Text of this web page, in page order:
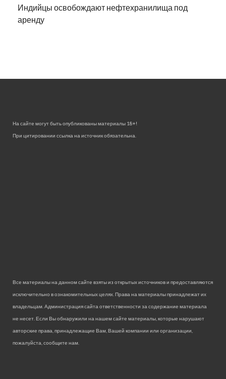
Индийцы освобождают нефтехранилища под
аренду
На сайте могут быть опубликованы материалы 18+!
При цитировании ссылка на источник обязательна.
Все материалы на данном сайте взяты из открытых источников и предоставляются
исключительно в ознакомительных целях. Права на материалы принадлежат их
владельцам. Администрация сайта ответственности за содержание материала
не несет. Если Вы обнаружили на нашем сайте материалы, которые нарушают
авторские права, принадлежащие Вам, Вашей компании или организации,
пожалуйста, сообщите нам.